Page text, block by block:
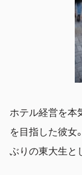
ホテル経営を本
を目指した彼女
ぶりの東大生と